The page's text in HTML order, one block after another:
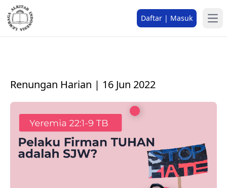
Daftar | Masuk
Renungan Harian | 16 Jun 2022